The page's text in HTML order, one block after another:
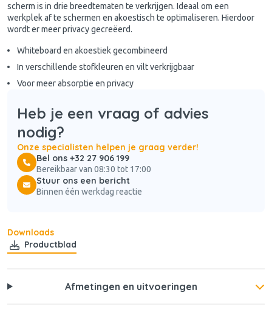
scherm is in drie breedtematen te verkrijgen. Ideaal om een
werkplek af te schermen en akoestisch te optimaliseren. Hierdoor
wordt er meer privacy gecreëerd.
Whiteboard en akoestiek gecombineerd
In verschillende stofkleuren en vilt verkrijgbaar
Voor meer absorptie en privacy
Heb je een vraag of advies
nodig?
Onze specialisten helpen je graag verder!
Bel ons +32 27 906 199
Bereikbaar van 08:30 tot 17:00
Stuur ons een bericht
Binnen één werkdag reactie
Downloads
Productblad
Afmetingen en uitvoeringen